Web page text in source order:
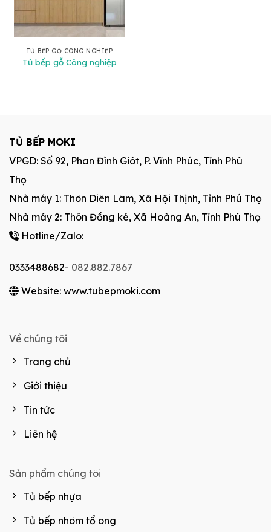
TỦ BẾP GỖ CÔNG NGHIỆP
Tủ bếp gỗ Công nghiệp
TỦ BẾP MOKI
VPGD: Số 92, Phan Đình Giót, P. Vĩnh Phúc, Tỉnh Phú
Thọ
Nhà máy 1: Thôn Diên Lâm, Xã Hội Thịnh, Tỉnh Phú Thọ
Nhà máy 2: Thôn Đồng ké, Xã Hoàng An, Tỉnh Phú Thọ
Hotline/Zalo:
0333488682- 082.882.7867
Website: www.tubepmoki.com
Về chúng tôi
Trang chủ
Giới thiệu
Tin tức
Liên hệ
Sản phẩm chúng tôi
Tủ bếp nhựa
Tủ bếp nhôm tổ ong